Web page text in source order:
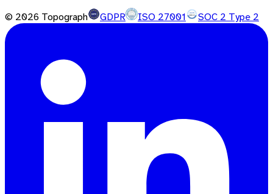
© 2026 Topograph GDPR ISO 27001 SOC 2 Type 2